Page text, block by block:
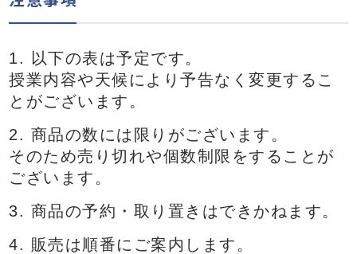
以下の表は予定です。
授業内容や天候により予告なく変更するこ
とがございます。
商品の数には限りがございます。
そのため売り切れや個数制限をすることが
ございます。
商品の予約・取り置きはできかねます。
販売は順番にご案内します。